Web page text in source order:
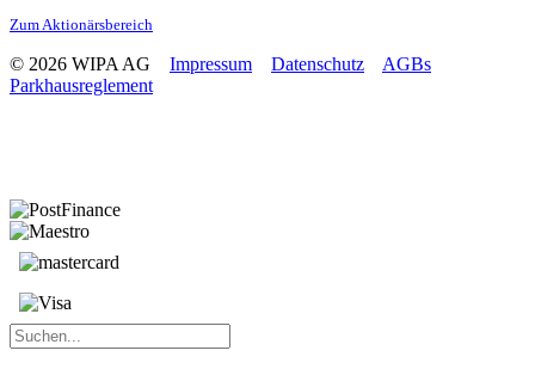
Zum Aktionärsbereich
© 2026 WIPA AG Impressum Datenschutz
AGBs
Parkhausreglement